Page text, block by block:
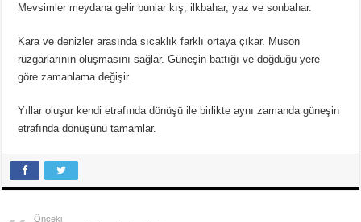
Mevsimler meydana gelir bunlar kış, ilkbahar, yaz ve sonbahar.
Kara ve denizler arasında sıcaklık farklı ortaya çıkar. Muson
rüzgarlarının oluşmasını sağlar. Güneşin battığı ve doğduğu yere
göre zamanlama değişir.
Yıllar oluşur kendi etrafında dönüşü ile birlikte aynı zamanda güneşin
etrafında dönüşünü tamamlar.
Önceki